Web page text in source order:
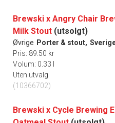
Brewski x Angry Chair
Milk Stout (utsolgt)
Øvrige Porter & stout,
Pris: 89.50 kr
Volum: 0.33 l
Uten utvalg
(10366702)
Brewski x Cycle Brewing